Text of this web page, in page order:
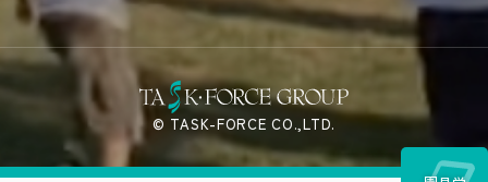
© TASK-FORCE CO.,LTD.